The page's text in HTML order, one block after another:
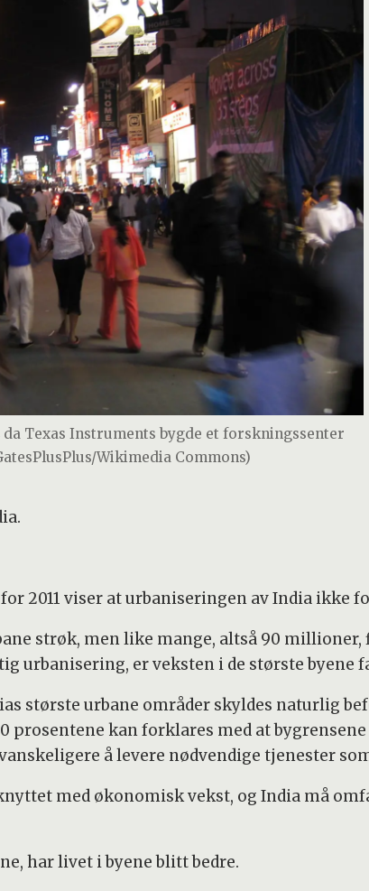
Texas Instruments bygde et forskningssenter
Wikimedia Commons)
2011 viser at urbaniseringen av India ikke
strøk, men like mange, altså 90
urbanisering, er veksten i de største byene
største urbane områder skyldes naturlig
prosentene kan forklares med at
å levere nødvendige tjenester
med økonomisk vekst, og India må
har livet i byene blitt bedre.